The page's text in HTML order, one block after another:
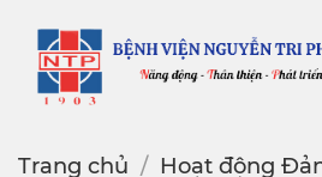
Trang chủ
Hoạt động